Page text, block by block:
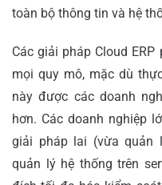
toàn bộ thông tin và hệ
Các giải pháp Cloud
mọi quy mô, mặc dù
này được các doanh
hơn. Các doanh nghiệp
giải pháp lai (vừa quản
quản lý hệ thống trên